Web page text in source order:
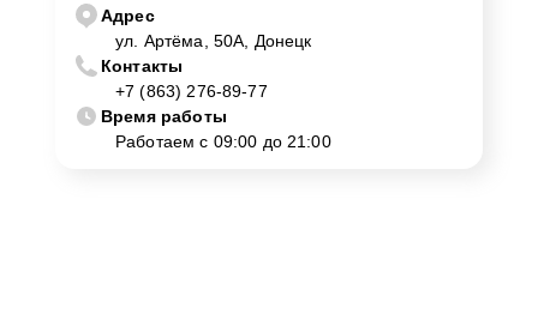
Адрес
ул. Артёма, 50А, Донецк
Контакты
+7 (863) 276-89-77
Время работы
Работаем с 09:00 до 21:00